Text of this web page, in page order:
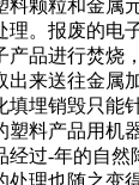
火工作，严格
、储存合一
谁了！不得不
靠着自己发明
侃为“无用良
欢耿哥就只是
进行综合性的
内把相关的
废的产品直
、咨询产品报
程度要求。
移至产品销
自内心地觉得
料颗粒和金属
理。报废的电
产品进行焚烧
出来送往金属
填埋销毁只能
塑料产品用机
经过-年的自然